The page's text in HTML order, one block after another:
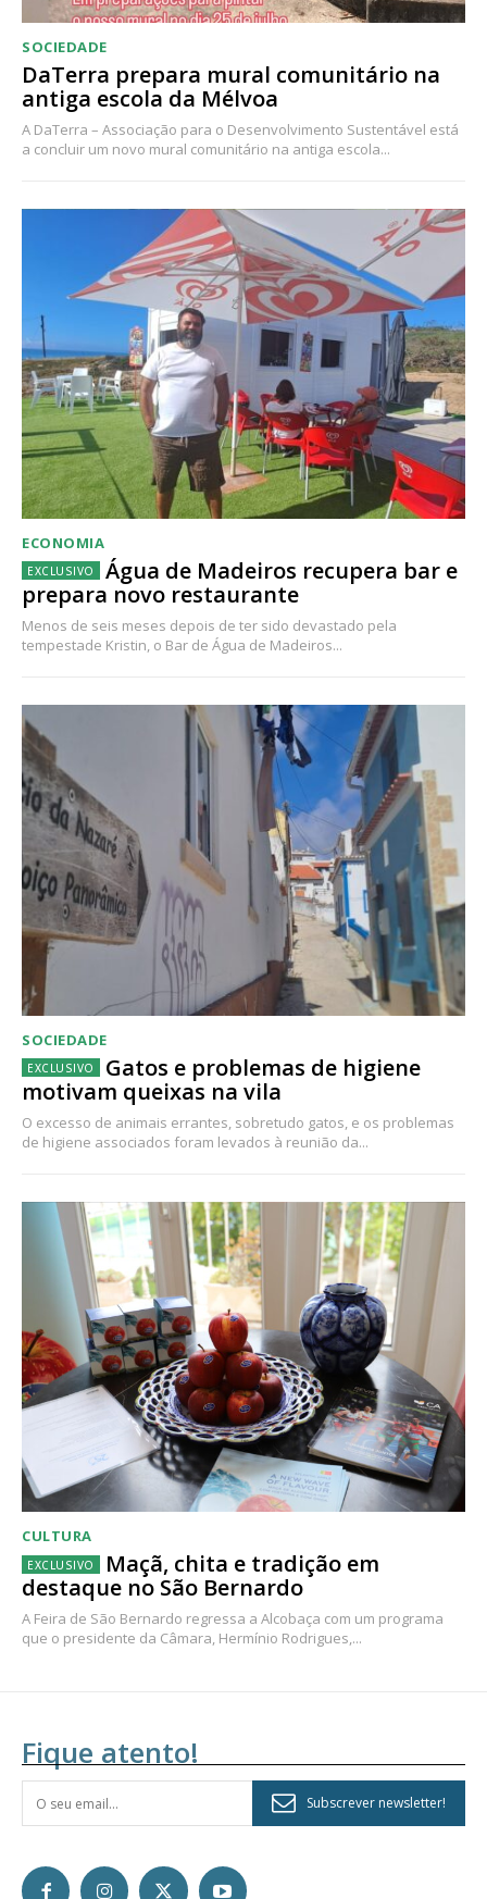
SOCIEDADE
DaTerra prepara mural comunitário na
antiga escola da Mélvoa
A DaTerra – Associação para o Desenvolvimento Sustentável está
a concluir um novo mural comunitário na antiga escola...
ECONOMIA
Água de Madeiros recupera bar e
prepara novo restaurante
Menos de seis meses depois de ter sido devastado pela
tempestade Kristin, o Bar de Água de Madeiros...
SOCIEDADE
Gatos e problemas de higiene
motivam queixas na vila
O excesso de animais errantes, sobretudo gatos, e os problemas
de higiene associados foram levados à reunião da...
CULTURA
Maçã, chita e tradição em
destaque no São Bernardo
A Feira de São Bernardo regressa a Alcobaça com um programa
que o presidente da Câmara, Hermínio Rodrigues,...
Fique atento!
Subscrever newsletter!